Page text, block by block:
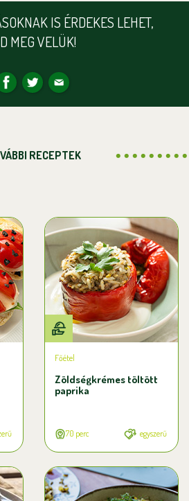
IS ÉRDEKES LEHET,
MEG VELÜK!
RECEPTEK
Főétel
Zöldségkrémes töltött
paprika
70 perc egyszerű